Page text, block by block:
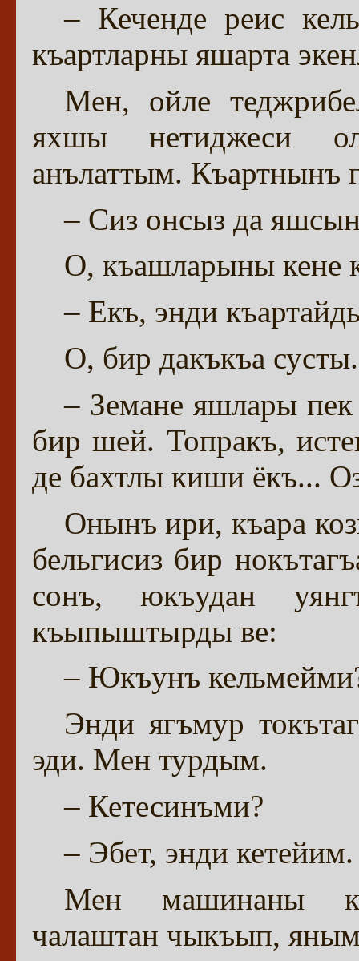
– Кеченде реис
къартларны яшарта
Мен, ойле
яхшы нетиджеси
анълаттым. Къартнынъ
– Сиз онсыз да
О, къашларыны кене
– Екъ, энди
О, бир дакъкъа сусты.
– Земане яшлары
бир шей. Топракъ,
де бахтлы киши ёкъ...
Онынъ ири, къара
бельгисиз бир
сонъ, юкъудан
къыпыштырды ве:
– Юкъунъ
Энди ягъмур
эди. Мен турдым.
– Кетесинъми?
– Эбет, энди
Мен машинаны
чалаштан чыкъып,